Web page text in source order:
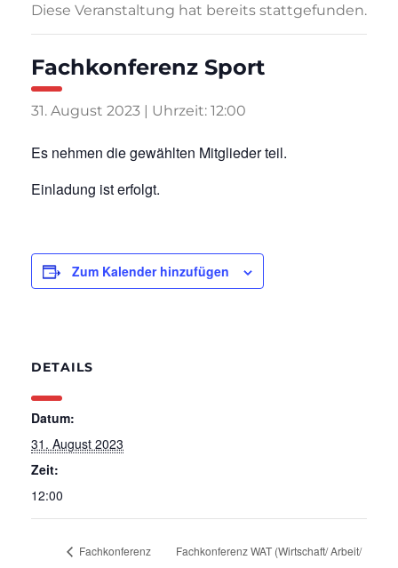
Diese Veranstaltung hat bereits stattgefunden.
Fachkonferenz Sport
31. August 2023 | Uhrzeit: 12:00
Es nehmen die gewählten Mitglieder teil.
Einladung ist erfolgt.
Zum Kalender hinzufügen
DETAILS
Datum:
31. August 2023
Zeit:
12:00
Fachkonferenz
Fachkonferenz WAT (Wirtschaft/ Arbeit/